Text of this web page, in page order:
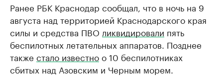
Ранее РБК Краснодар сообщал, что в ночь на 9
августа над территорией Краснодарского края
силы и средства ПВО ликвидировали пять
беспилотных летательных аппаратов. Позднее
также стало известноо 10 беспилотниках
сбитых над Азовским и Черным морем.